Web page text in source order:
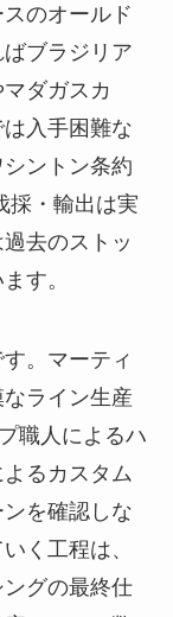
のオールド
ブラジリア
ダガスカ
入手困難な
ントン条約
採・輸出は実
去のストッ
す。
す。マーティ
ライン生産
職人によるハ
るカスタム
を確認しな
く工程は、
グの最終仕